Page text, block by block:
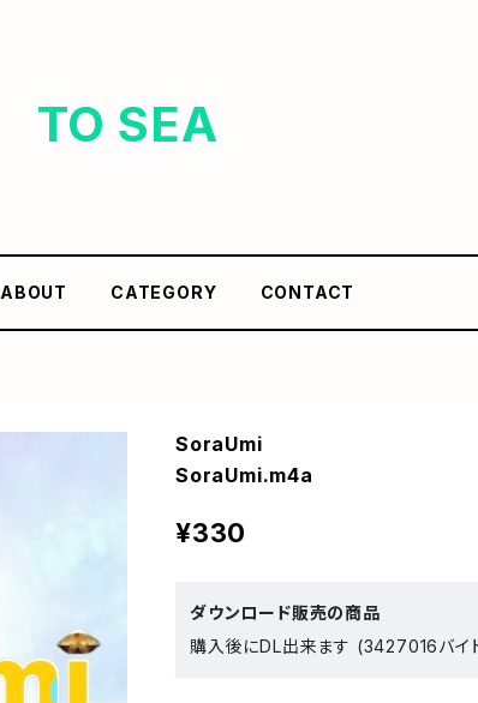
TO SEA
ABOUT CATEGORY CONTACT
SoraUmi
SoraUmi.m4a
¥330
ダウンロード販売の商品
購入後にDL出来ます (3427016バイ